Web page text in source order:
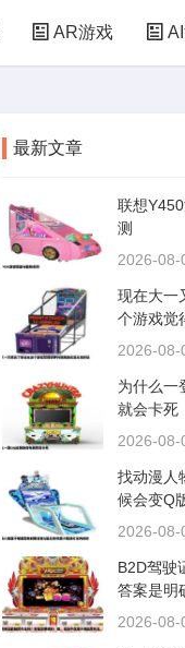
AR游戏
最新文章
联想
测
2026-08-
现在大一
个游戏觉
是天龙好
2026-08-
为什么一
就会卡死
2026-08-
找动漫人
候会变Q
论内样的
2026-08-
B2D驾驶
答案是明
仅限于两
2026-08-